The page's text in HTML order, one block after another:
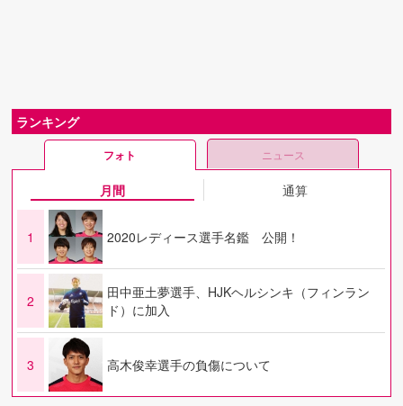
ランキング
フォト ニュース
月間 通算
1 2020レディース選手名鑑 公開！
2
田中亜土夢選手、HJKヘルシンキ（フィンラン
ド）に加入
3 高木俊幸選手の負傷について